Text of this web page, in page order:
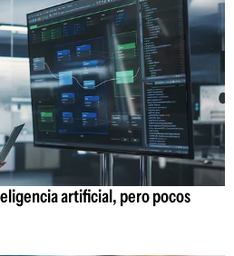
artificial, pero pocos